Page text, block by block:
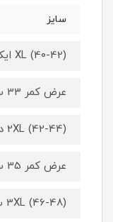
سایز
XL (40-42) ایکس لارج
عرض کمر 33 سانت - فاق 24 سانت
2XL (42-44) دو ایکس لارج
عرض کمر 35 سانت - فاق 25 سانت
3XL (46-48) سه ایکس لارج